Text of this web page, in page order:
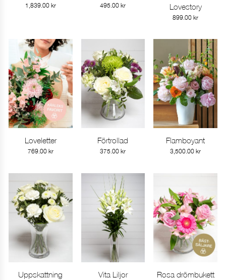
1,839.00 kr 495.00kr
Lovestory
899.00kr
Gå till produkt
Loveletter
769.00 kr
Gå till produkt
Förtrollad
375.00kr
Gå till produkt
Flamboyant
3,500.00kr
Gå till produkt
Uppskattning Gå till produkt
Vita Liljor Gå till produkt
Rosa drömbukett